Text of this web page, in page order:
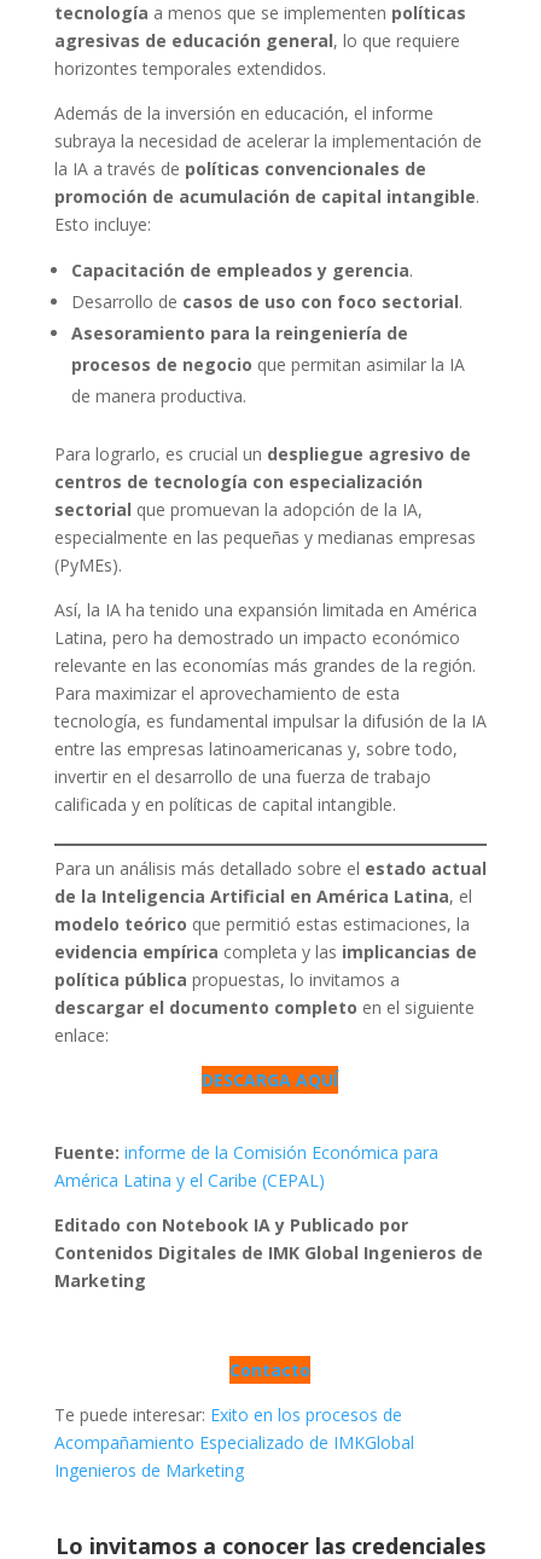
tecnología a menos que se implementen políticas
agresivas de educación general, lo que requiere
horizontes temporales extendidos.
Además de la inversión en educación, el informe
subraya la necesidad de acelerar la implementación de
la IA a través de políticas convencionales de
promoción de acumulación de capital intangible.
Esto incluye:
Capacitación de empleados y gerencia.
Desarrollo de casos de uso con foco sectorial.
Asesoramiento para la reingeniería de
procesos de negocio que permitan asimilar la IA
de manera productiva.
Para lograrlo, es crucial un despliegue agresivo de
centros de tecnología con especialización
sectorial que promuevan la adopción de la IA,
especialmente en las pequeñas y medianas empresas
(PyMEs).
Así, la IA ha tenido una expansión limitada en América
Latina, pero ha demostrado un impacto económico
relevante en las economías más grandes de la región.
Para maximizar el aprovechamiento de esta
tecnología, es fundamental impulsar la difusión de la IA
entre las empresas latinoamericanas y, sobre todo,
invertir en el desarrollo de una fuerza de trabajo
calificada y en políticas de capital intangible.
Para un análisis más detallado sobre el estado actual
de la Inteligencia Artificial en América Latina, el
modelo teórico que permitió estas estimaciones, la
evidencia empírica completa y las implicancias de
política pública propuestas, lo invitamos a
descargar el documento completo en el siguiente
enlace:
DESCARGA AQUÍ
Fuente: informe de la Comisión Económica para
América Latina y el Caribe (CEPAL)
Editado con Notebook IA y Publicado por
Contenidos Digitales de IMK Global Ingenieros de
Marketing
Contacto
Te puede interesar: Exito en los procesos de
Acompañamiento Especializado de IMKGlobal
Ingenieros de Marketing
Lo invitamos a conocer las credenciales